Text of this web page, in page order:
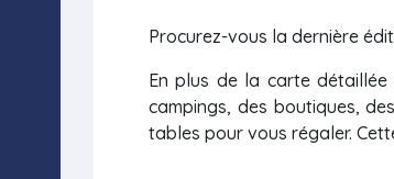
Procurez-vous la dernière
En plus de la carte
campings, des boutiques,
tables pour vous régaler.